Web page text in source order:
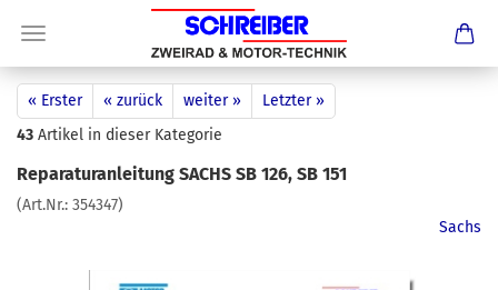
« Erster « zurück weiter »
Letzter »
43 Artikel in dieser Kategorie
Reparaturanleitung SACHS SB 126, SB 151
(Art.Nr.: 354347)
Sachs